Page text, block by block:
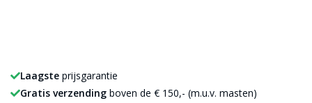
Laagste prijsgarantie
Gratis verzending boven de € 150,- (m.u.v. masten)